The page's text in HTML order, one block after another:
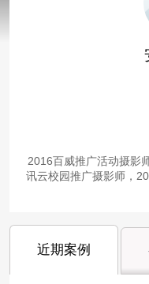
2016百威推广活动摄影
讯云校园推广摄影师，
近期案例